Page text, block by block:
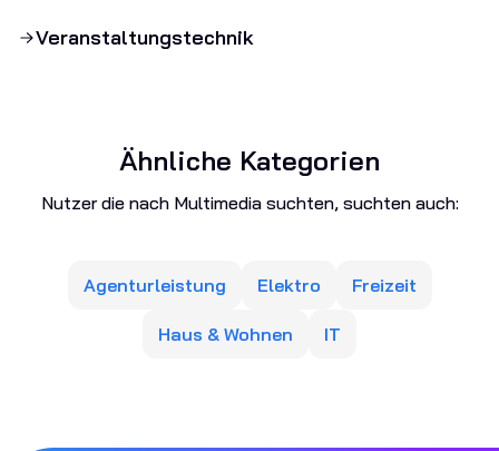
Veranstaltungstechnik
Ähnliche Kategorien
Nutzer die nach Multimedia suchten, suchten auch:
Agenturleistung Elektro Freizeit
Haus & Wohnen IT